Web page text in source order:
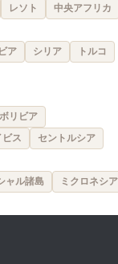
レソト
中央アフリカ
ア シリア
トルコ
ボリビア
ス
セントルシア
ャル諸島 ミクロネシ